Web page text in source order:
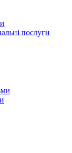
послуги